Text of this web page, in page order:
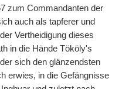
zum Commandanten der
auch als tapferer und
Vertheidigung dieses
in die Hände Tököly's
sich den glänzendsten
erwies, in die Gefängnisse